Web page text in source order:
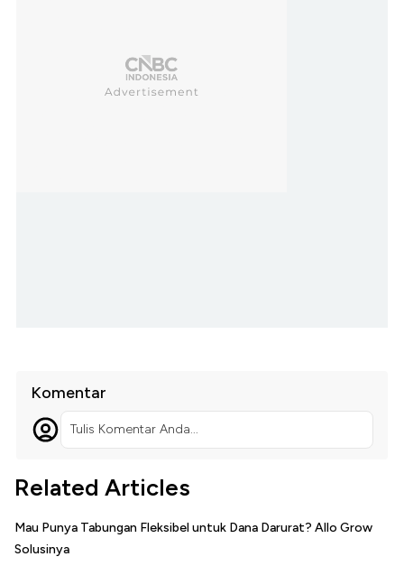
Komentar
Tulis Komentar Anda...
Related Articles
Mau Punya Tabungan Fleksibel untuk Dana Darurat? Allo Grow
Solusinya